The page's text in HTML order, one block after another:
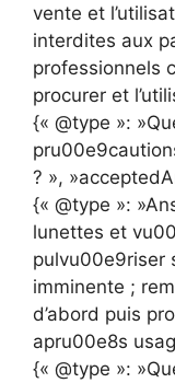
vente et
interdites aux
professionnels
procurer et
{« @type »:
? »,
{« @type »:
lunettes et
pulvu00e9riser
imminente ;
d’abord puis
apru00e8s
{« @type »: